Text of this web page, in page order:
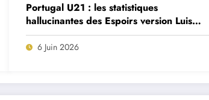
Portugal U21 : les statistiques
hallucinantes des Espoirs version Luis
Freire
6 Juin 2026